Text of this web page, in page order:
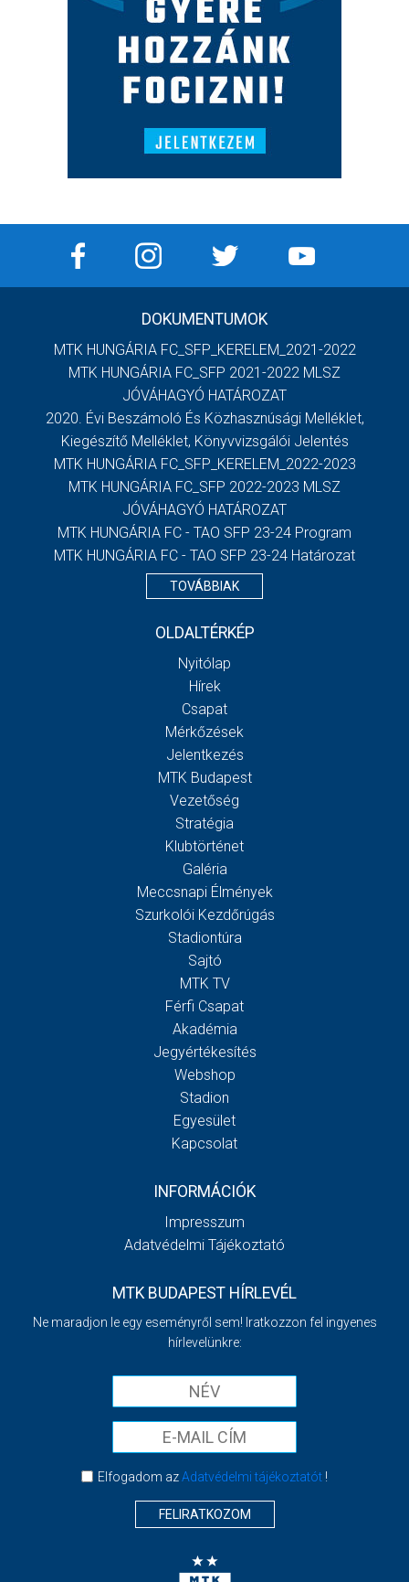
DOKUMENTUMOK
MTK HUNGÁRIA FC_SFP_KERELEM_2021-2022
MTK HUNGÁRIA FC_SFP 2021-2022 MLSZ
JÓVÁHAGYÓ HATÁROZAT
2020. Évi Beszámoló És Közhasznúsági Melléklet,
Kiegészítő Melléklet, Könyvvizsgálói Jelentés
MTK HUNGÁRIA FC_SFP_KERELEM_2022-2023
MTK HUNGÁRIA FC_SFP 2022-2023 MLSZ
JÓVÁHAGYÓ HATÁROZAT
MTK HUNGÁRIA FC - TAO SFP 23-24 Program
MTK HUNGÁRIA FC - TAO SFP 23-24 Határozat
TOVÁBBIAK
OLDALTÉRKÉP
Nyitólap
Hírek
Csapat
Mérkőzések
Jelentkezés
MTK Budapest
Vezetőség
Stratégia
Klubtörténet
Galéria
Meccsnapi Élmények
Szurkolói Kezdőrúgás
Stadiontúra
Sajtó
MTK TV
Férfi Csapat
Akadémia
Jegyértékesítés
Webshop
Stadion
Egyesület
Kapcsolat
INFORMÁCIÓK
Impresszum
Adatvédelmi Tájékoztató
MTK BUDAPEST HÍRLEVÉL
Ne maradjon le egy eseményről sem! Iratkozzon fel ingyenes
hírlevelünkre:
Elfogadom azAdatvédelmi tájékoztatót!
FELIRATKOZOM